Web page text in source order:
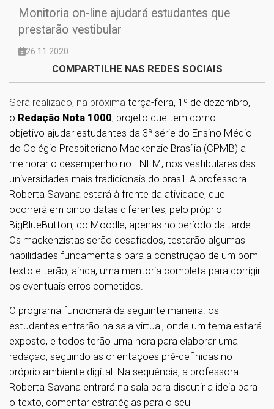
Monitoria on-line ajudará estudantes que
prestarão vestibular
26.11.2020
COMPARTILHE NAS REDES SOCIAIS
Será realizado, na próxima terça-feira, 1º de dezembro,
o Redação Nota 1000, projeto que tem como
objetivo ajudar estudantes da 3ª série do Ensino Médio
do Colégio Presbiteriano Mackenzie Brasília (CPMB) a
melhorar o desempenho no ENEM, nos vestibulares das
universidades mais tradicionais do brasil. A professora
Roberta Savana estará à frente da atividade, que
ocorrerá em cinco datas diferentes, pelo próprio
BigBlueButton, do Moodle, apenas no período da tarde.
Os mackenzistas serão desafiados, testarão algumas
habilidades fundamentais para a construção de um bom
texto e terão, ainda, uma mentoria completa para corrigir
os eventuais erros cometidos.
O programa funcionará da seguinte maneira: os
estudantes entrarão na sala virtual, onde um tema estará
exposto, e todos terão uma hora para elaborar uma
redação, seguindo as orientações pré-definidas no
próprio ambiente digital. Na sequência, a professora
Roberta Savana entrará na sala para discutir a ideia para
o texto, comentar estratégias para o seu